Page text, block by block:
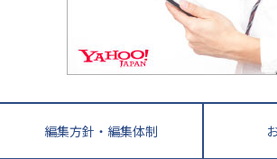
長崎県 熊本
鹿児島県 沖縄県
教育ジャーナリストが徹底解説！ 大
編集方針・編集体制